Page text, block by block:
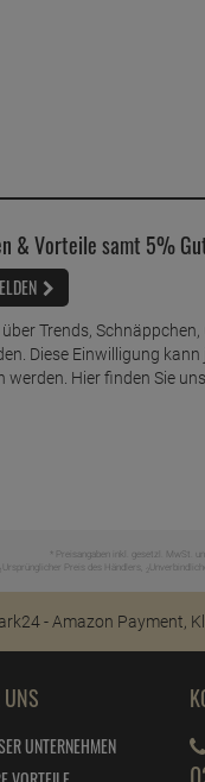
& Vorteile samt 5%
Trends,
Diese Einwilligung
Hier finden Sie
* Preisangaben inkl. gesetzl. MwSt.
Ursprünglicher Preis des Händlers,
UNS
UNTERNEHMEN